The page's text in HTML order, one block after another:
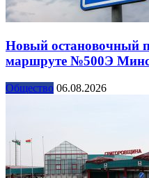
Новый остановочный
маршруте №500Э
Общество 06.08.2026